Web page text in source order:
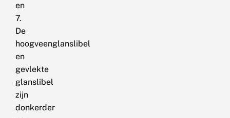
en
7.
De
hoogveenglanslibel
en
gevlekte
glanslibel
zijn
donkerder